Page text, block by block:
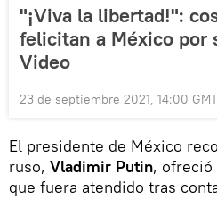
"¡Viva la libertad!":
felicitan a México por
Video
23 de septiembre 2021, 14:00 GMT
El presidente de México
ruso, Vladimir Putin, ofreció
que fuera atendido tras